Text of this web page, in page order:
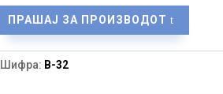
ПРАШАЈ ЗА ПРОИЗВОДОТ
Шифра: B-32